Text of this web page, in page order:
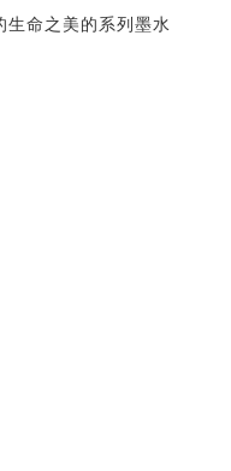
生命之美的系列墨水